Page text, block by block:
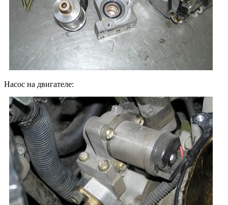
Насос на двигателе: